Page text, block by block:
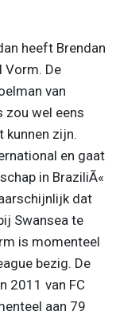
heeft Brendan
Vorm. De
van
zou wel eens
kunnen zijn.
en gaat
in BraziliÃ«
dat
Swansea te
is momenteel
bezig. De
2011 van FC
aan 79